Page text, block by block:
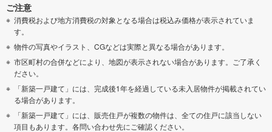
ご注意
消費税および地方消費税の対象となる場合は税込み価格が表示されていま
す。
物件の写真やイラスト、CGなどは実際と異なる場合があります。
市区町村の合併などにより、地図が表示されない場合があります。ご了承く
ださい。
「新築一戸建て」には、完成後1年を経過している未入居物件が掲載されてい
る場合があります。
「新築一戸建て」には、販売住戸が複数の物件は、全ての住戸に該当しない
項目もあります。各問い合わせ先にご確認ください。